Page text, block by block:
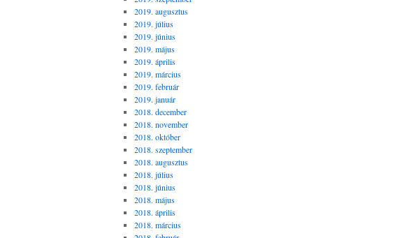
2019. augusztus
2019. július
2019. június
2019. május
2019. április
2019. március
2019. február
2019. január
2018. december
2018. november
2018. október
2018. szeptember
2018. augusztus
2018. július
2018. június
2018. május
2018. április
2018. március